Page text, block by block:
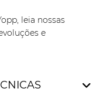
leia nossas
e